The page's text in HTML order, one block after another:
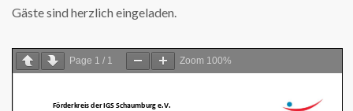
Gäste sind herzlich eingeladen.
Page 1 / 1 Zoom 100%